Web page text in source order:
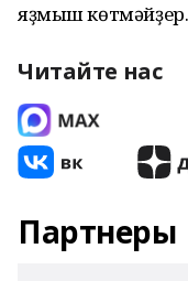
яҙмыш
Читайте нас
Партнеры